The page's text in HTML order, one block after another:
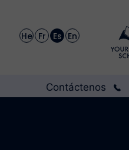
He Fr Es En
Contáctenos